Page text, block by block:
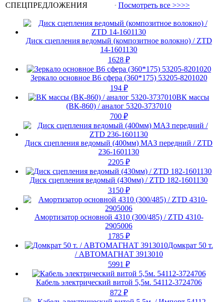
СПЕЦПРЕДЛОЖЕНИЯ Посмотреть все >>>>
Диск сцепления ведомый (композитное волокно) / ZTD
14-1601130
1628 ₽
Зеркало основное В6 сфера (360*175) 53205-8201020
194 ₽
ВК массы
(ВК-860) / аналог 5320-3737010
700 ₽
Диск сцепления ведомый (400мм) МАЗ передний / ZTD
236-1601130
2205 ₽
Диск сцепления ведомый (430мм) / ZTD 182-1601130
3150 ₽
Амортизатор основной 4310 (300/485) / ZTD 4310-
2905006
1785 ₽
Домкрат 50 т.
/ АВТОМАГНАТ 3913010
5991 ₽
Кабель электрический витой 5,5м. 54112-3724706
872 ₽